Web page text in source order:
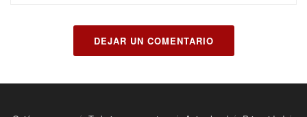
DEJAR UN COMENTARIO